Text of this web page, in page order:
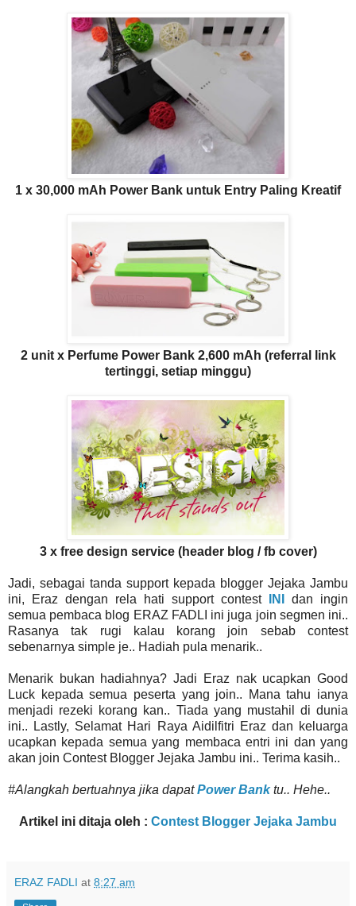
1 x 30,000 mAh Power Bank untuk Entry Paling Kreatif
2 unit x Perfume Power Bank 2,600 mAh (referral link
tertinggi, setiap minggu)
3 x free design service (header blog / fb cover)
Jadi, sebagai tanda support kepada blogger Jejaka Jambu
ini, Eraz dengan rela hati support contest
INI
dan ingin
semua pembaca blog ERAZ FADLI ini juga join segmen ini..
Rasanya tak rugi kalau korang join sebab contest
sebenarnya simple je.. Hadiah pula menarik..
Menarik bukan hadiahnya? Jadi Eraz nak ucapkan Good
Luck kepada semua peserta yang join.. Mana tahu ianya
menjadi rezeki korang kan.. Tiada yang mustahil di dunia
ini.. Lastly, Selamat Hari Raya Aidilfitri Eraz dan keluarga
ucapkan kepada semua yang membaca entri ini dan yang
akan join Contest Blogger Jejaka Jambu ini.. Terima kasih..
#Alangkah bertuahnya jika dapatPower Banktu.. Hehe..
Artikel ini ditaja oleh : Contest Blogger Jejaka Jambu
ERAZ FADLI at 8:27 am